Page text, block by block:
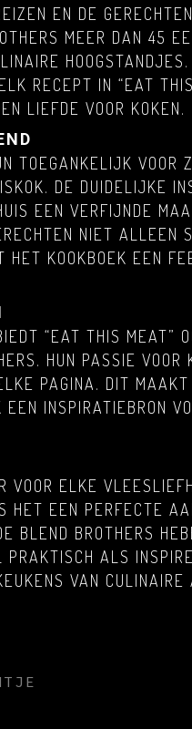
EN DE
MEER DAN 45
RECEPT IN “EAT
LIEFDE VOOR KOKEN.
TOEGANKELIJK VOOR
DE DUIDELIJKE
EEN VERFIJNDE
NIET ALLEEN
KOOKBOEK EEN
“EAT THIS MEAT”
HUN PASSIE VOOR
PAGINA. DIT
INSPIRATIEBRON
VOOR ELKE
HET EEN PERFECTE
BLEND BROTHERS
PRAKTISCH ALS
VAN CULINAIRE